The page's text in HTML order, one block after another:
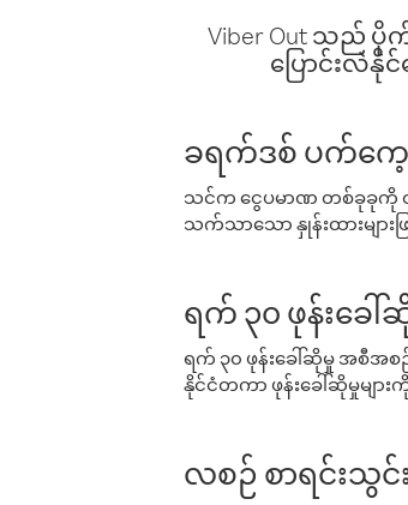
Viber Out သည်
ပြောင်းလဲနို
ခရက်ဒစ် ပက်ကေ့ခ
သင်က ငွေပမာဏ တစ်ခုခုကို
သက်သာသော နှုန်းထားများ
ရက် ၃၀ ဖုန်းခေ
ရက် ၃၀ ဖုန်းခေါ်ဆိုမှု အစီအ
နိုင်ငံတကာ ဖုန်းခေါ်ဆိုမှုမျ
လစဉ် စာရင်းသွင်